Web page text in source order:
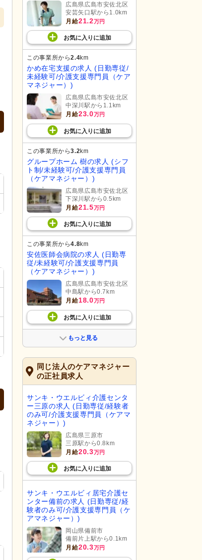
広島県広島市安佐北区
安芸矢口駅から1.0km
月給21.2万円
お気に入り に追加
この事業所から2.4km
かめ在宅支援の求人 (日勤専従/
未経験可/介護支援専門員（ケア
マネジャー）)
広島県広島市安佐北区
中深川駅から1.1km
月給23.0万円
お気に入り に追加
この事業所から3.2km
グループホーム 樹の求人 (シフ
ト制/未経験可/介護支援専門員
（ケアマネジャー）)
広島県広島市安佐北区
下深川駅から0.5km
月給21.5万円
お気に入り に追加
この事業所から4.8km
安佐医師会病院の求人 (日勤専
従/未経験可/介護支援専門員
（ケアマネジャー）)
広島県広島市安佐北区
中島駅から0.7km
月給18.0万円
お気に入り に追加
もっと見る
同じ法人のケアマネジャー
の正社員求人
サンキ・ウエルビィ介護センタ
ー三原の求人 (日勤専従/経験者
のみ可/介護支援専門員（ケアマ
ネジャー）)
広島県三原市
三原駅から0.8km
月給20.3万円
お気に入り に追加
サンキ・ウエルビィ居宅介護セ
ンター備前の求人 (日勤専従/経
験者のみ可/介護支援専門員（ケ
アマネジャー）)
岡山県備前市
備前片上駅から0.1km
月給20.3万円